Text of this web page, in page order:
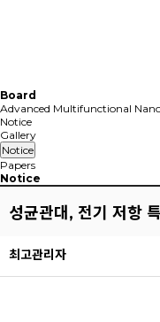
Board
Advanced Multifunctional
Notice
Gallery
Notice
Papers
Notice
성균관대, 전기 저항
최고관리자